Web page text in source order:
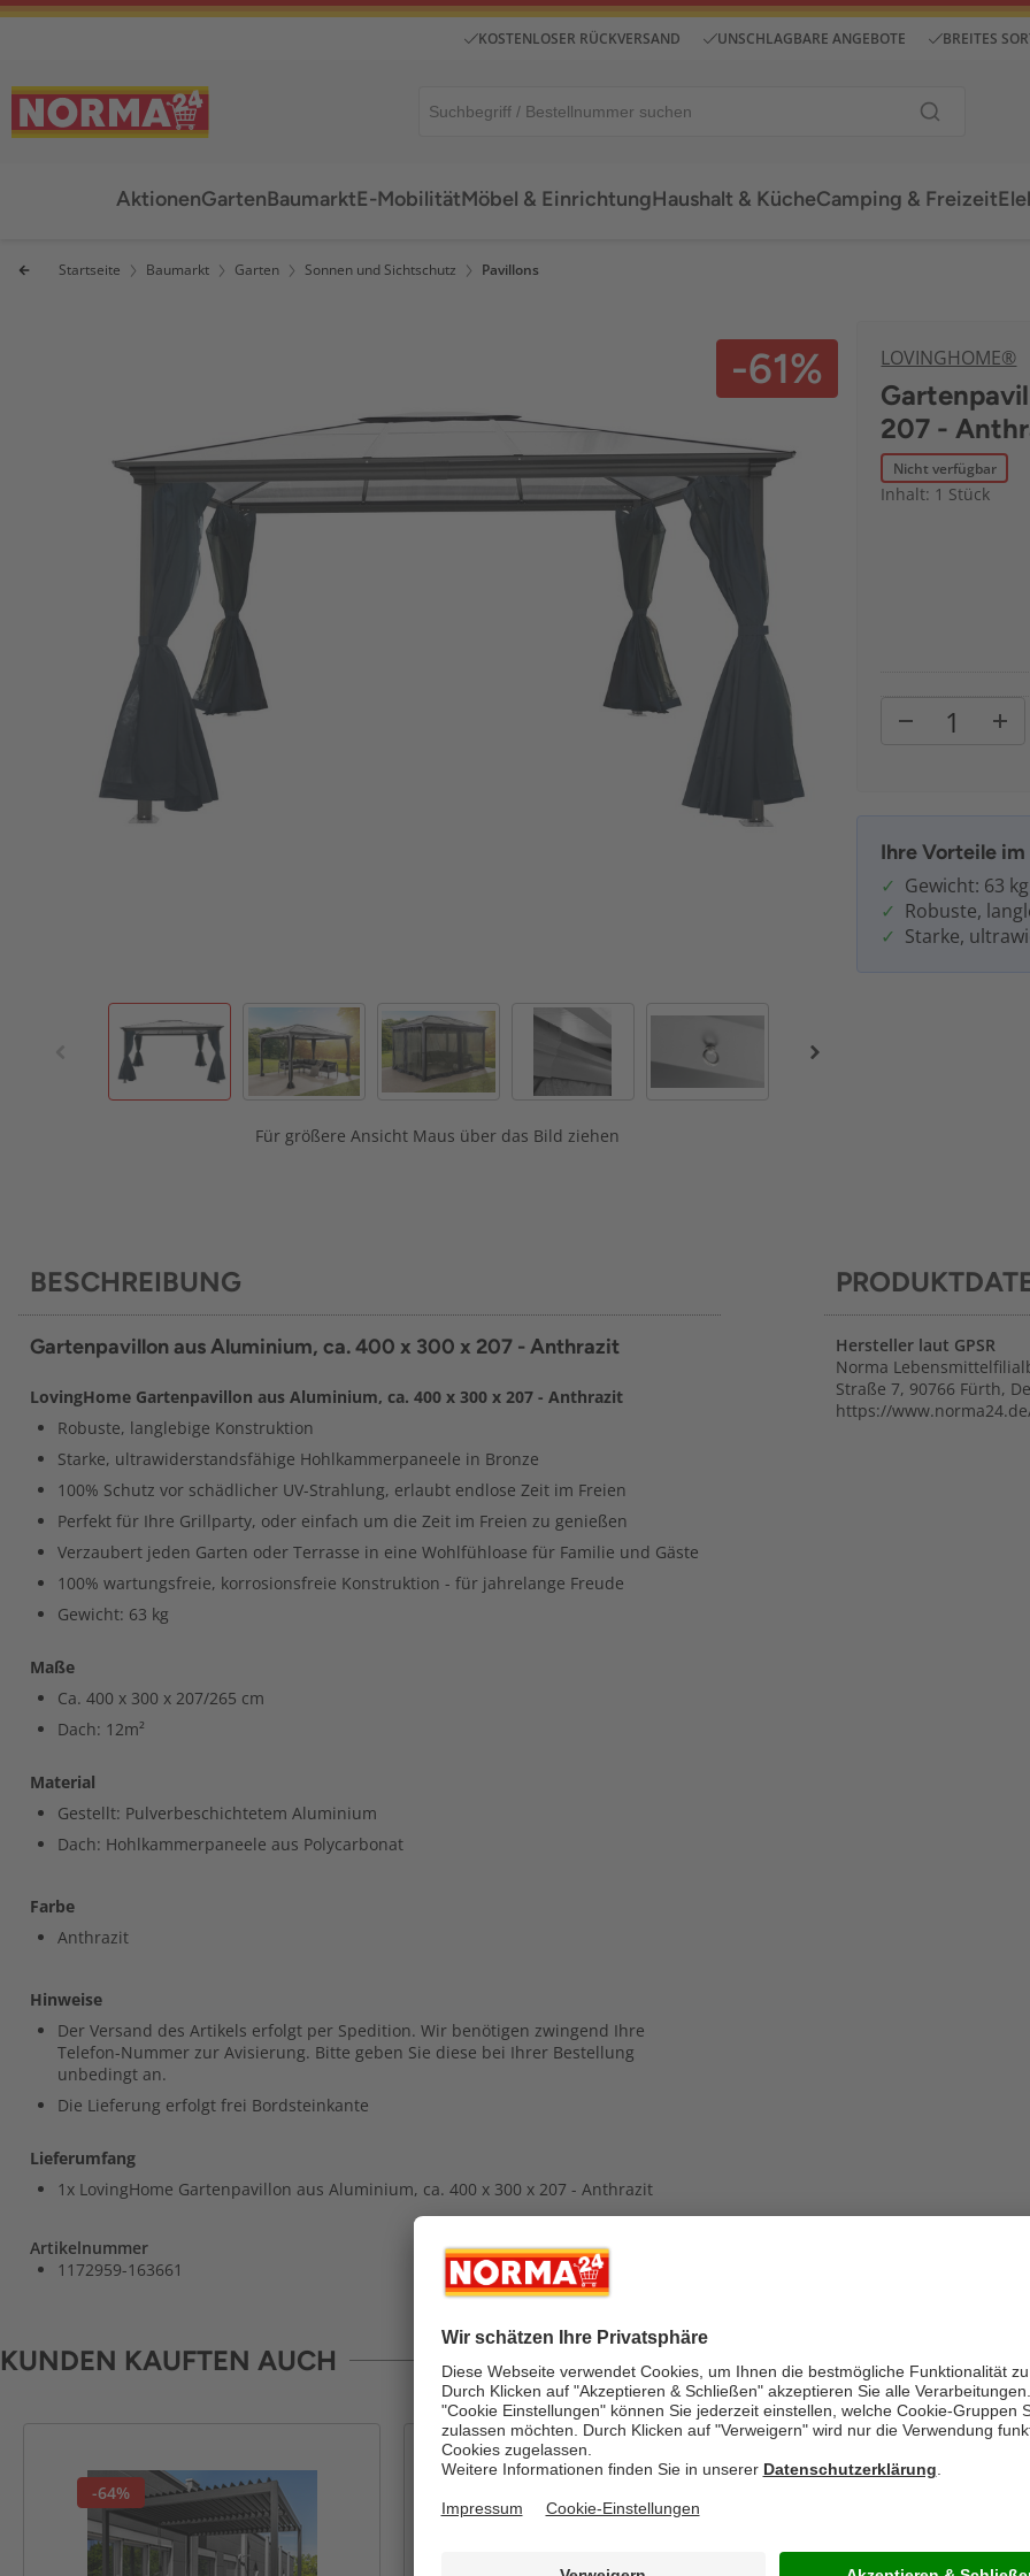
KOSTENLOSER RÜCKVERSAND UNSCHLAGBARE ANGEBOTE BREITES
AktionenGartenBaumarktE-MobilitätMöbel & EinrichtungHaushalt & KücheCamping & Freizeit
Startseite Baumarkt Garten Sonnen und Sichtschutz Pavillons
Für größere Ansicht Maus über das Bild ziehen
-61% LOVINGHOME®
207 -
Nicht verfügbar
Inhalt: 1 Stück
Ihre Vorteile
Gewicht: 63 kg
Robuste,
Starke,
BESCHREIBUNG
Gartenpavillon aus Aluminium, ca. 400 x 300 x 207 - Anthrazit
LovingHome Gartenpavillon aus Aluminium, ca. 400 x 300 x 207 - Anthrazit
Robuste, langlebige Konstruktion
Starke, ultrawiderstandsfähige Hohlkammerpaneele in Bronze
100% Schutz vor schädlicher UV-Strahlung, erlaubt endlose Zeit im Freien
Perfekt für Ihre Grillparty, oder einfach um die Zeit im Freien zu genießen
Verzaubert jeden Garten oder Terrasse in eine Wohlfühloase für Familie und Gäste
100% wartungsfreie, korrosionsfreie Konstruktion - für jahrelange Freude
Gewicht: 63 kg
Maße
Ca. 400 x 300 x 207/265 cm
Dach: 12m²
Material
Gestellt: Pulverbeschichtetem Aluminium
Dach: Hohlkammerpaneele aus Polycarbonat
Farbe
Anthrazit
Hinweise
Der Versand des Artikels erfolgt per Spedition. Wir benötigen zwingend Ihre
Telefon-Nummer zur Avisierung. Bitte geben Sie diese bei Ihrer Bestellung
unbedingt an.
Die Lieferung erfolgt frei Bordsteinkante
Lieferumfang
1x LovingHome Gartenpavillon aus Aluminium, ca. 400 x 300 x 207 - Anthrazit
Artikelnummer
1172959-163661
Hersteller laut GPSR
Norma
Straße 7, 90766 Fürth,
https://
KUNDEN KAUFTEN AUCH
-64%